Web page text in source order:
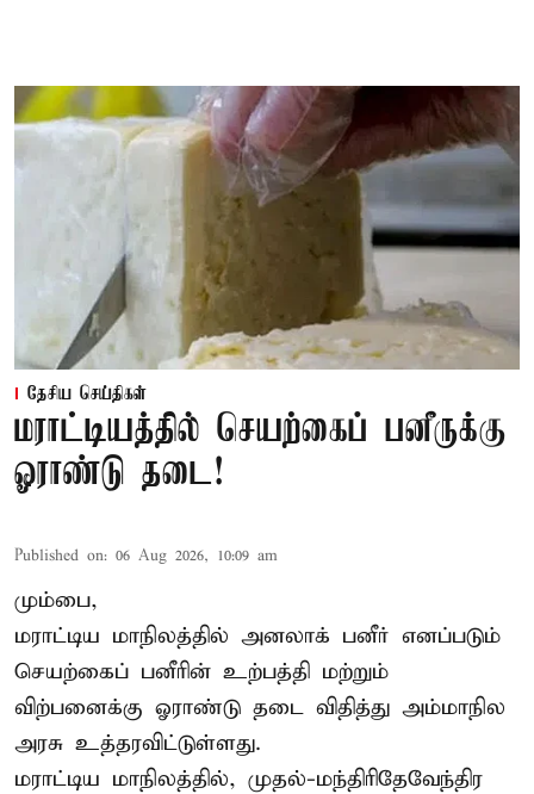
தேசிய செய்திகள்
மராட்டியத்தில் செயற்கைப் பனீருக்கு
ஓராண்டு தடை!
Published on: 06 Aug 2026, 10:09 am
மும்பை,
மராட்டிய மாநிலத்தில் அனலாக் பனீர் எனப்படும்
செயற்கைப் பனீரின் உற்பத்தி மற்றும்
விற்பனைக்கு ஓராண்டு தடை விதித்து அம்மாநில
அரசு உத்தரவிட்டுள்ளது.
மராட்டிய மாநிலத்தில், முதல்-மந்திரிதேவேந்திர